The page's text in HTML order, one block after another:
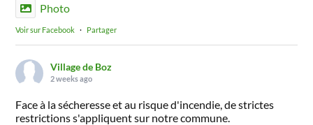
Photo
Voir sur Facebook · Partager
Village de Boz
2 weeks ago
Face à la sécheresse et au risque d'incendie, de strictes
restrictions s'appliquent sur notre commune.